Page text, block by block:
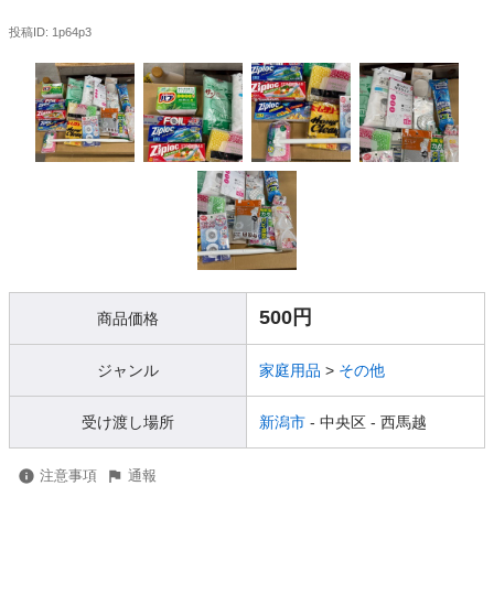
投稿ID: 1p64p3
商品価格 500円
ジャンル 家庭用品 > その他
受け渡し場所 新潟市 - 中央区 - 西馬越
注意事項 通報